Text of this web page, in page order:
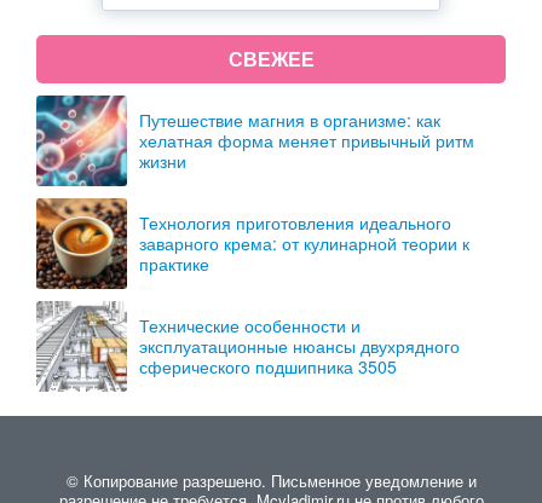
СВЕЖЕЕ
Путешествие магния в организме: как
хелатная форма меняет привычный ритм
жизни
Технология приготовления идеального
заварного крема: от кулинарной теории к
практике
Технические особенности и
эксплуатационные нюансы двухрядного
сферического подшипника 3505
© Копирование разрешено. Письменное уведомление и